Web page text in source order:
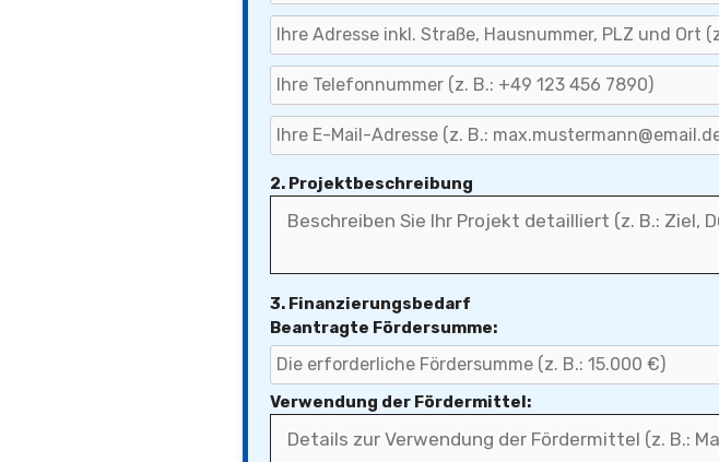
2. Projektbeschreibung
3. Finanzierungsbedarf
Beantragte Fördersumme:
Verwendung der Fördermittel: